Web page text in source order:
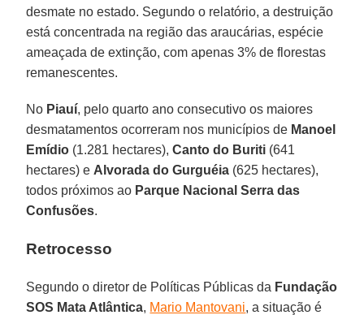
desmate no estado. Segundo o relatório, a destruição
está concentrada na região das araucárias, espécie
ameaçada de extinção, com apenas 3% de florestas
remanescentes.
No Piauí, pelo quarto ano consecutivo os maiores
desmatamentos ocorreram nos municípios de Manoel
Emídio (1.281 hectares),Canto do Buriti (641
hectares) e Alvorada do Gurguéia (625 hectares),
todos próximos ao Parque Nacional Serra das
Confusões.
Retrocesso
Segundo o diretor de Políticas Públicas da Fundação
SOS Mata Atlântica, Mario Mantovani, a situação é